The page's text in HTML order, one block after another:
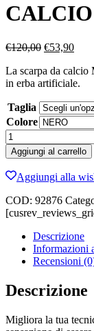
CALCIO
€120,00 Il
originale
era:
€53,90Il
è:
La scarpa da
in erba artificiale.
Taglia
Colore
MIZUNO
MORELIA
NEO
III
PRO
NERO
SCARPA
CALCIO
quantità
Aggiungi al carrello
Aggiungi alla
COD: 92876
Descrizione
Informazioni
Recensioni
Descrizione
Migliora la tua